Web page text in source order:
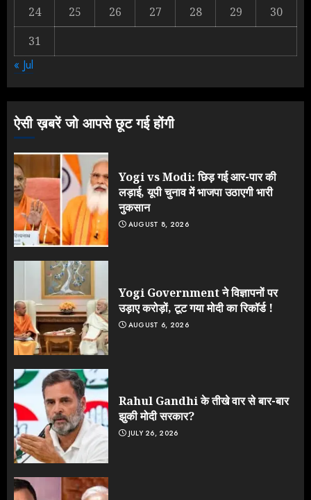
3
Rahul Gandhi के तीखे वार से बार-बार
24
25 26 27 28 29
30
31
« Jul
ऐसी ख़बरें जो आपसे छूट गई होंगी
Yogi vs Modi: छिड़ गई आर-पार की
लड़ाई, यूपी चुनाव में भाजपा उठाएगी भारी
नुकसान
AUGUST 8, 2026
Yogi Government ने विज्ञापनों पर
उड़ाए करोड़ों, टूट गया मोदी का रिकॉर्ड !
AUGUST 6, 2026
Rahul Gandhi के तीखे वार से बार-बार
झुकी मोदी सरकार?
JULY 26, 2026